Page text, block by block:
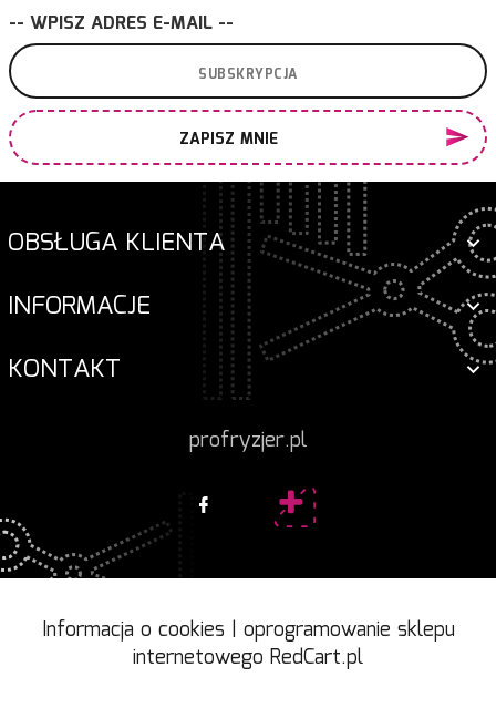
-- WPISZ ADRES E-MAIL --
ZAPISZ MNIE
OBSŁUGA KLIENTA
INFORMACJE
KONTAKT
profryzjer.pl
Informacja o cookies | oprogramowanie sklepu
internetowego RedCart.pl